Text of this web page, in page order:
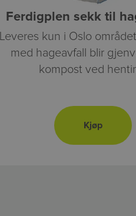
Ferdigplen sekk til
Leveres kun i Oslo
med hageavfall blir
kompost ved